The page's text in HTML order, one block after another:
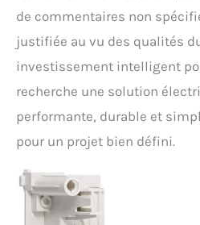
de commentaires non
justifiée au vu des qualités
investissement intelligent
recherche une solution
performante, durable et
pour un projet bien défini.